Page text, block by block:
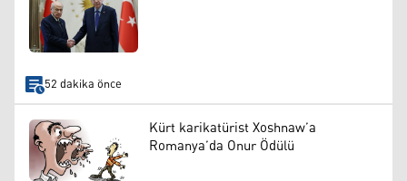
52 dakika önce
Kürt karikatürist Xoshnaw’a
Romanya’da Onur Ödülü